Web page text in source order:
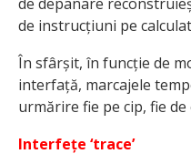
de instrucțiuni pe
În sfârșit, în funcție de
interfață, marcajele
urmărire fie pe cip, fie
Interfețe ‘trace’